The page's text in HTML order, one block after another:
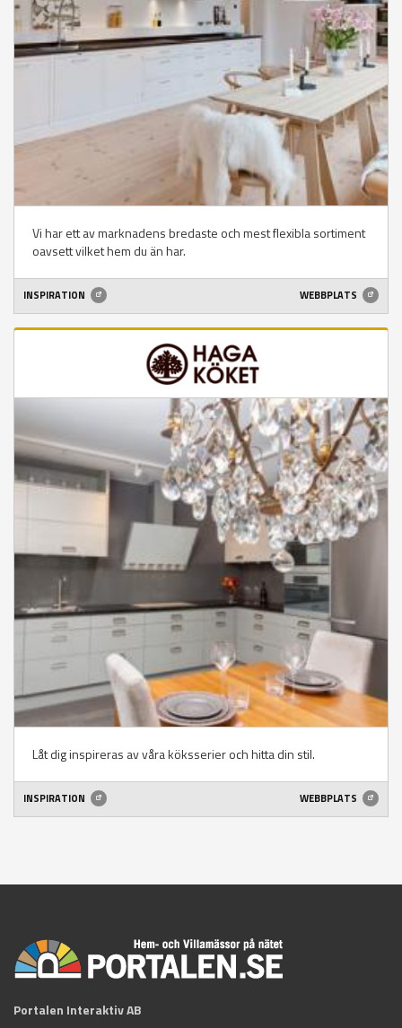
Vi har ett av marknadens bredaste och mest flexibla sortiment
oavsett vilket hem du än har.
INSPIRATION WEBBPLATS
Låt dig inspireras av våra köksserier och hitta din stil.
INSPIRATION WEBBPLATS
Portalen Interaktiv AB